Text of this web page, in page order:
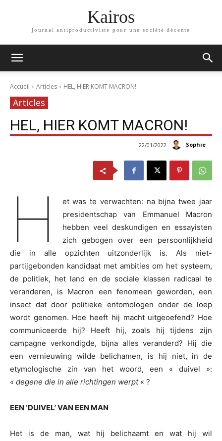
Kairos
journal antiproductiviste pour une société décente
Accueil Articles HEL, HIER KOMT MACRON!
Articles
HEL, HIER KOMT MACRON!
Sophie
22/01/2022
H
et was te verwachten: na bijna twee jaar
presidentschap van Emmanuel Macron
hebben veel deskundigen en essayisten
zich gebogen over een persoonlijkheid
die in alle opzichten uitzonderlijk is. Als niet-
partijgebonden kandidaat met ambities om het systeem,
de politiek, het land en de sociale klassen radicaal te
veranderen, is Macron een fenomeen geworden, een
insect dat door politieke entomologen onder de loep
wordt genomen. Hoe heeft hij macht uitgeoefend? Hoe
communiceerde hij? Heeft hij, zoals hij tijdens zijn
campagne verkondigde, bijna alles veranderd? Hij die
een vernieuwing wilde belichamen, is hij niet, in de
etymologische zin van het woord, een « duivel »:
« degene die in alle richtingen werpt « ?
EEN ‘DUIVEL’ VAN EEN MAN
Het is de man, wat hij belichaamt en wat hij wil